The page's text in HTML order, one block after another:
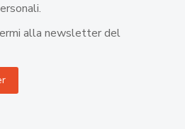
alla newsletter del